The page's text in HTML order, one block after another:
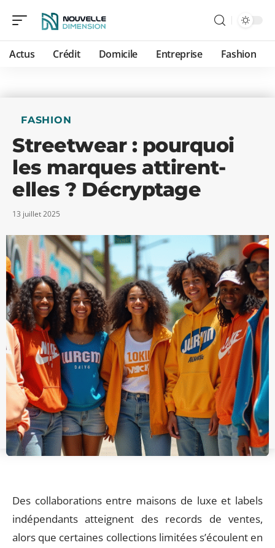
Actus Crédit Domicile Entreprise Fashion
FASHION
Streetwear : pourquoi
les marques attirent-
elles ? Décryptage
13 juillet 2025
Des collaborations entre maisons de luxe et labels
indépendants atteignent des records de ventes,
alors que certaines collections limitées s’écoulent en